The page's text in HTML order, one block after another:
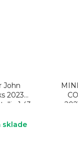
John
2023
1:43
sklade